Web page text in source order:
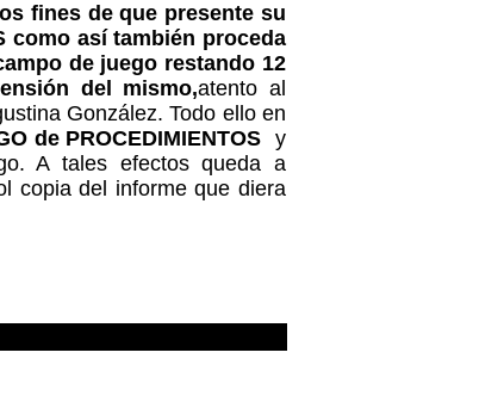
fines de que presente su
como así también proceda
de juego restando 12
del mismo,atento al
González. Todo ello en
de PROCEDIMIENTOS y
A tales efectos queda a
copia del informe que diera